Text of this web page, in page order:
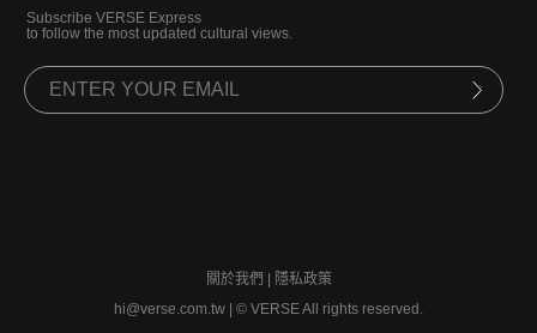
Subscribe VERSE Express
to follow the most updated cultural views.
關於我們
隱私政策
hi@verse.com.tw
© VERSE All rights reserved.